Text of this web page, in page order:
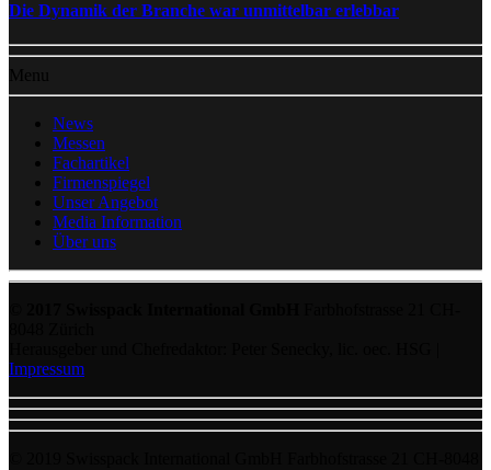
Die Dynamik der Branche war unmittelbar erlebbar
Menu
News
Messen
Fachartikel
Firmenspiegel
Unser Angebot
Media Information
Über uns
Impressum